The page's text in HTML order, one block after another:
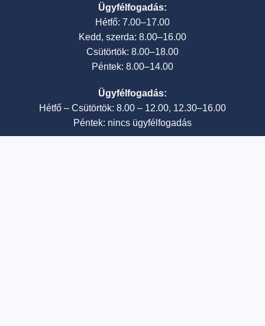
Ügyfélfogadás:
Hétfő: 7.00–17.00
Kedd, szerda: 8.00–16.00
Csütörtök: 8.00–18.00
Péntek: 8.00–14.00
Ügyfélfogadás:
Hétfő – Csütörtök: 8.00 – 12.00, 12.30–16.00
Péntek: nincs ügyfélfogadás